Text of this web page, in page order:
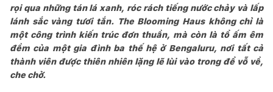
rọi qua những tán lá xanh, róc rách tiếng nước chảy và lấp
lánh sắc vàng tươi tắn. The Blooming Haus không chỉ là
một công trình kiến trúc đơn thuần, mà còn là tổ ấm êm
đềm của một gia đình ba thế hệ ở Bengaluru, nơi tất cả
thành viên được thiên nhiên lặng lẽ lùi vào trong để vỗ về,
che chở.